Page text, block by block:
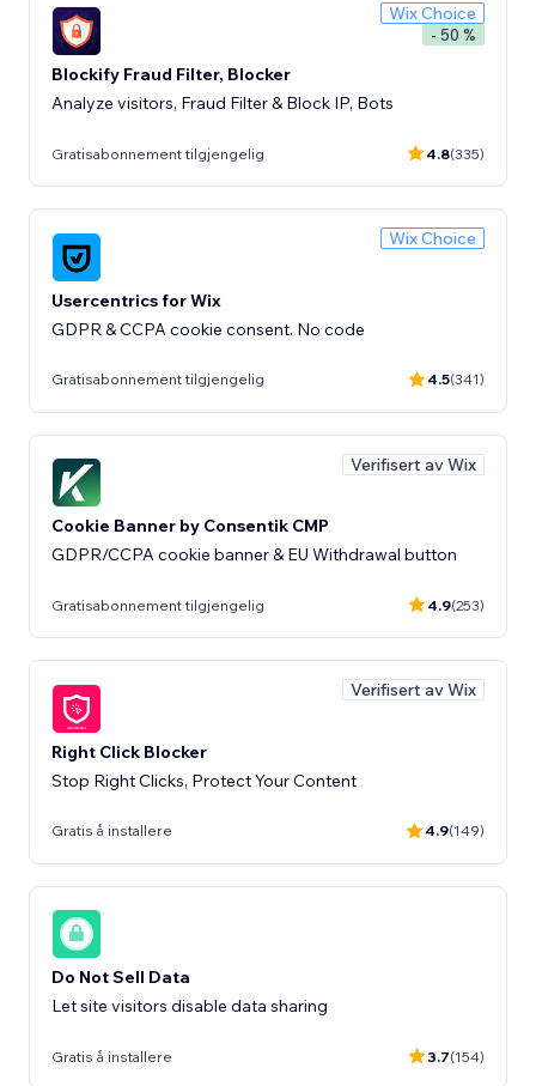
Wix Choice
- 50 %
Blockify Fraud Filter, Blocker
Analyze visitors, Fraud Filter & Block IP, Bots
Gratisabonnement tilgjengelig 4.8(335)
Wix Choice
Usercentrics for Wix
GDPR & CCPA cookie consent. No code
Gratisabonnement tilgjengelig 4.5(341)
Verifisert av Wix
Cookie Banner by Consentik CMP
GDPR/CCPA cookie banner & EU Withdrawal button
Gratisabonnement tilgjengelig 4.9(253)
Verifisert av Wix
Right Click Blocker
Stop Right Clicks, Protect Your Content
Gratis å installere 4.9(149)
Do Not Sell Data
Let site visitors disable data sharing
Gratis å installere 3.7(154)